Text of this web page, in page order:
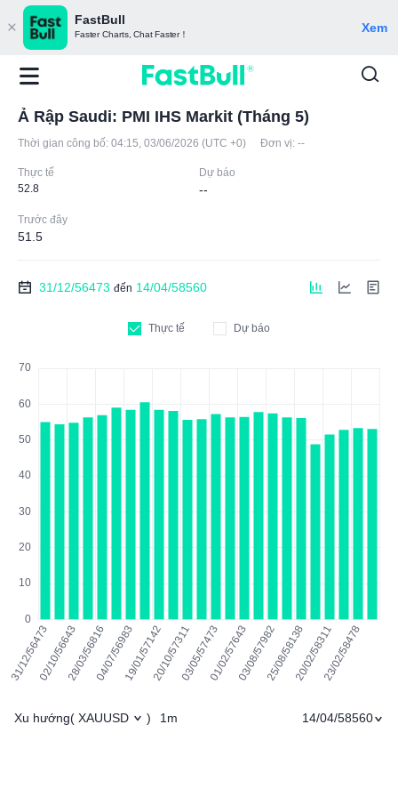
FastBull
Faster Charts, Chat Faster！ Xem
Ả Rập Saudi: PMI IHS Markit (Tháng 5)
Thời gian công bố: 04:15, 03/06/2026 (UTC +0) Đơn vị: --
Thực tế
52.8
Dự báo
--
Trước đây
51.5
31/12/56473 đến 14/04/58560
Thực tế Dự báo
Xu hướng( XAUUSD ) 1m 14/04/58560